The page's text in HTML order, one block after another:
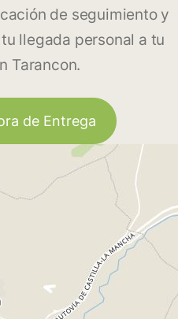
de seguimiento y
llegada personal a tu
Tarancon.
de Entrega